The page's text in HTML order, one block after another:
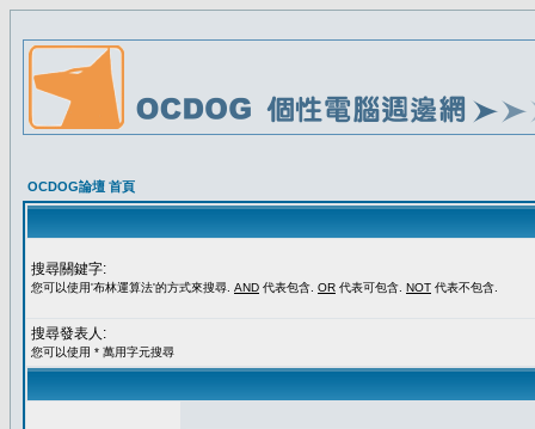
OCDOG論壇 首頁
搜尋關鍵字:
您可以使用'布林運算法'的方式來搜尋. AND 代表包含. OR 代表可包含. NOT 代表不包含.
搜尋發表人:
您可以使用 * 萬用字元搜尋